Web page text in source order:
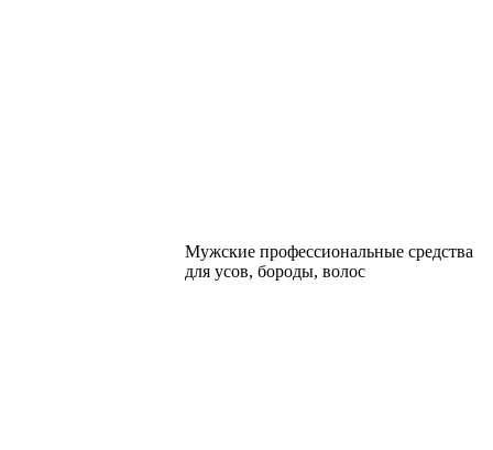
Мужские профессиональные средства
для усов, бороды, волос